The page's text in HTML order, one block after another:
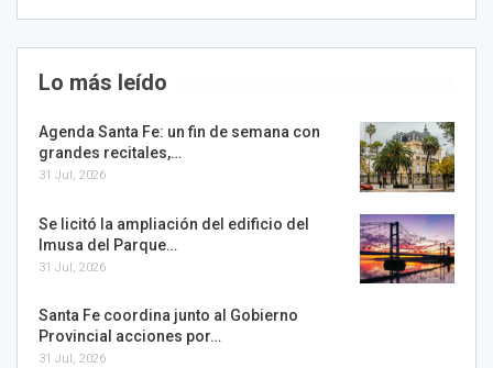
Lo más leído
Agenda Santa Fe: un fin de semana con
grandes recitales,…
31 Jul, 2026
Se licitó la ampliación del edificio del
Imusa del Parque…
31 Jul, 2026
Santa Fe coordina junto al Gobierno
Provincial acciones por…
31 Jul, 2026